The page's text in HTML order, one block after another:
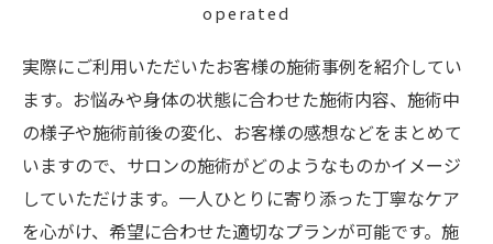
operated
実際にご利用いただいたお客様の施術事例を紹介してい
ます。お悩みや身体の状態に合わせた施術内容、施術中
の様子や施術前後の変化、お客様の感想などをまとめて
いますので、サロンの施術がどのようなものかイメージ
していただけます。一人ひとりに寄り添った丁寧なケア
を心がけ、希望に合わせた適切なプランが可能です。施